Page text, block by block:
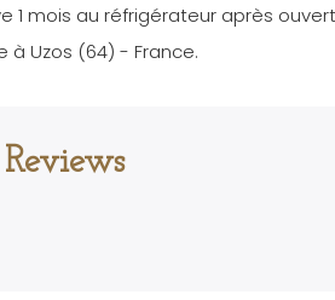
1 mois au réfrigérateur après
à Uzos (64) - France.
Reviews